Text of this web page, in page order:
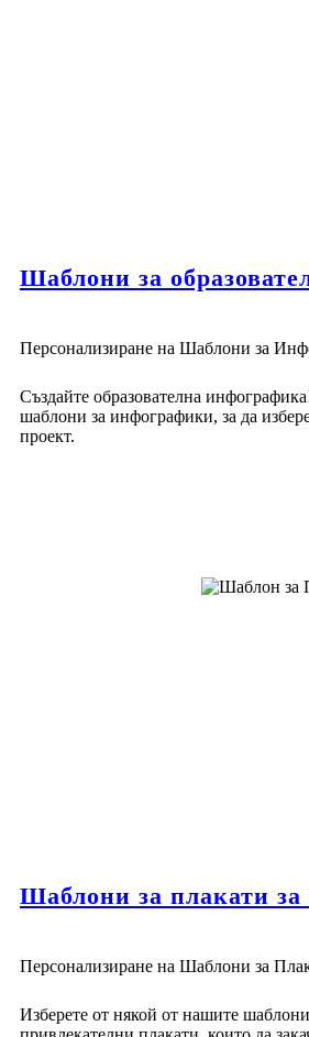
Шаблони за
Персонализиране на Шаблони за
Създайте образователна
шаблони за инфографики, за да
проект.
Шаблони за плакати за
Персонализиране на Шаблони за
Изберете от някой от нашите шаблони